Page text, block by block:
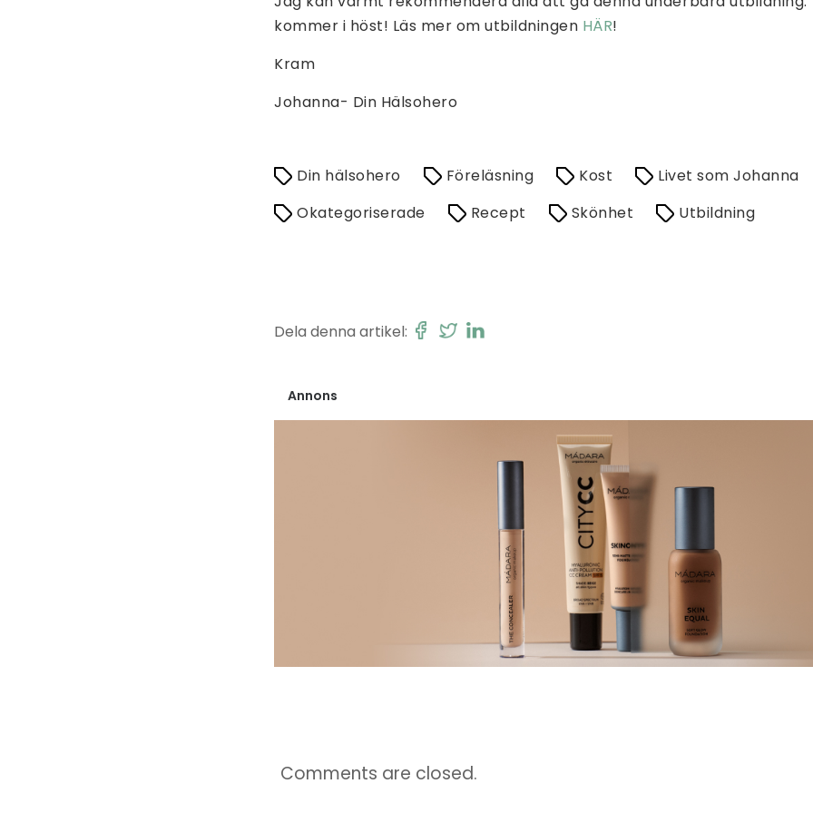
kommer i höst! Läs mer om utbildningen HÄR!
Kram
Johanna- Din Hälsohero
Din hälsohero Föreläsning Kost
Livet som Johanna
Okategoriserade
Recept Skönhet Utbildning
Dela denna artikel:
Annons
Comments are closed.